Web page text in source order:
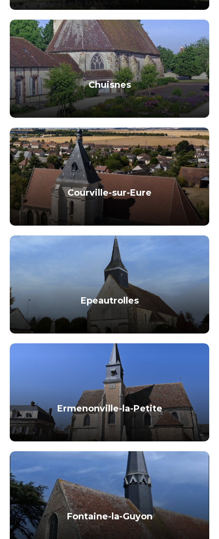
Chuisnes
Courville-sur-Eure
Epeautrolles
Ermenonville-la-Petite
Fontaine-la-Guyon